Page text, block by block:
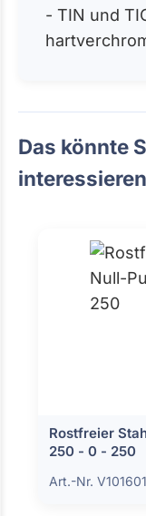
- TIN und
Das könnte
interessieren
Rostfreier
250 - 0 - 250
Art.-Nr.